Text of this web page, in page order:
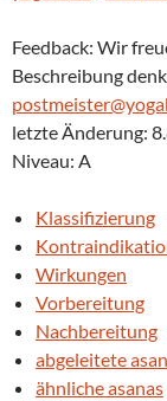
Feedback: Wir
Beschreibung
letzte Änderung:
Niveau: A
Klassifizierung
Wirkungen
Vorbereitung
Nachbereitung
abgeleitete
ähnliche asanas